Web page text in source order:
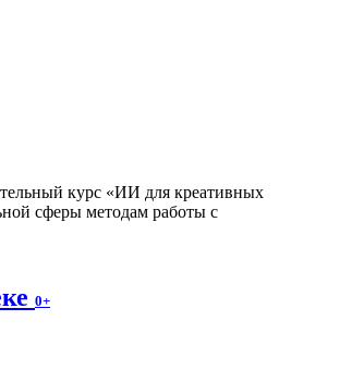
курс «ИИ для креативных
сферы методам работы с
0+